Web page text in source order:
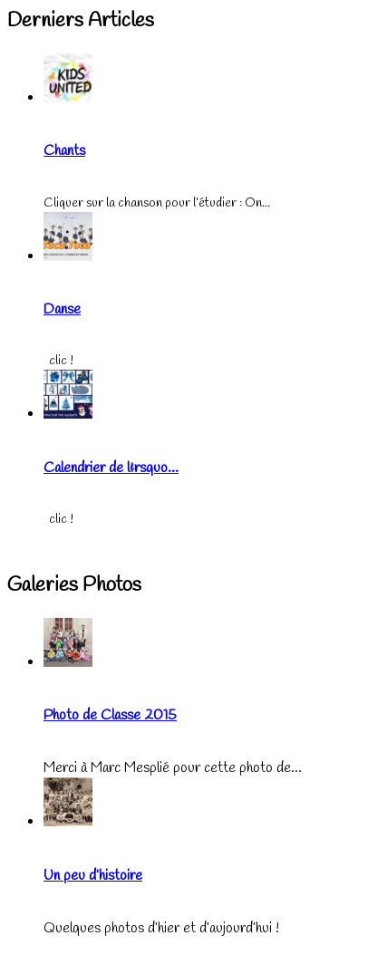
Derniers Articles
Chants
Cliquer sur la chanson pour l’étudier : On...
Danse
clic !
Calendrier de l&rsquo...
clic !
Galeries Photos
Photo de Classe 2015
Merci à Marc Mesplié pour cette photo de...
Un peu d’histoire
Quelques photos d’hier et d’aujourd’hui !